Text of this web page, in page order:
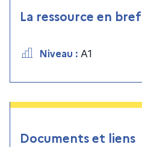
La ressource en bref
Niveau : A1
Documents et liens